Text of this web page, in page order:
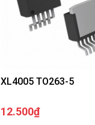
XL4005 TO263-5
12.500₫